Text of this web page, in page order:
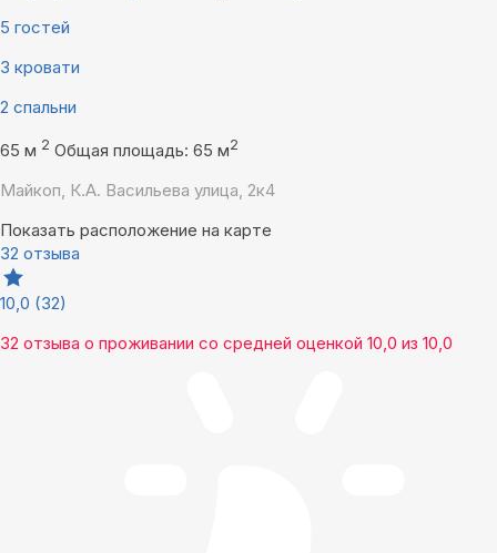
5 гостей
3 кровати
2 спальни
65 м 2 Общая площадь: 65 м2
Майкоп, К.А. Васильева улица, 2к4
Показать расположение на карте
32 отзыва
10,0 (32)
32 отзыва о проживании со средней оценкой 10,0 из 10,0